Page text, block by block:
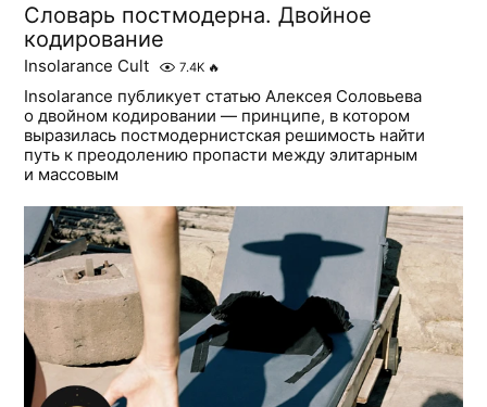
Словарь постмодерна. Двойное
кодирование
Insolarance Cult 7.4K 🔥
Insolarance публикует статью Алексея Соловьева
о двойном кодировании — принципе, в котором
выразилась постмодернистская решимость найти
путь к преодолению пропасти между элитарным
и массовым